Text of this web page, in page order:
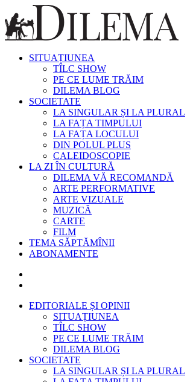
SITUAȚIUNEA
TÎLC SHOW
PE CE LUME TRĂIM
DILEMA BLOG
SOCIETATE
LA SINGULAR ȘI LA PLURAL
LA FAȚA TIMPULUI
LA FAȚA LOCULUI
DIN POLUL PLUS
CALEIDOSCOPIE
LA ZI ÎN CULTURĂ
DILEMA VĂ RECOMANDĂ
ARTE PERFORMATIVE
ARTE VIZUALE
MUZICĂ
CARTE
FILM
TEMA SĂPTĂMÎNII
ABONAMENTE
EDITORIALE ȘI OPINII
SITUAȚIUNEA
TÎLC SHOW
PE CE LUME TRĂIM
DILEMA BLOG
SOCIETATE
LA SINGULAR ȘI LA PLURAL